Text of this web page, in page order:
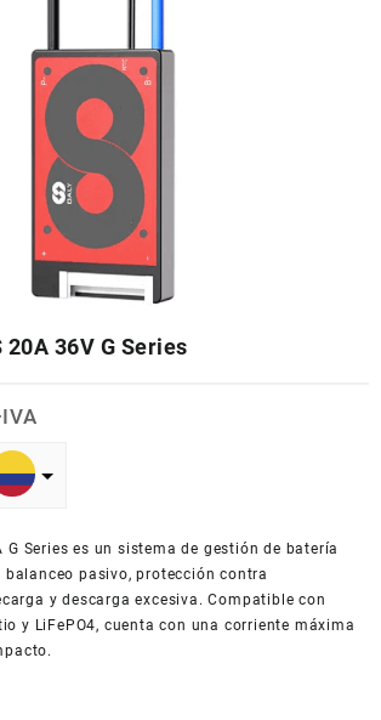
20A 36V G Series
G Series es un sistema de gestión de batería
pasivo, protección contra
y descarga excesiva. Compatible con
y LiFePO4, cuenta con una corriente máxima